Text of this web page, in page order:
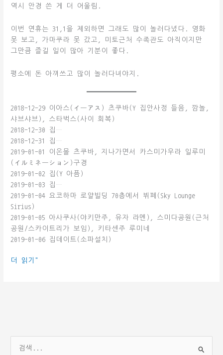
역시 안경 쓴 게 더 어울림.
이번 연휴는 31,1을 제외하면 그래도 많이 놀러다녔다. 영화
못 보고, 가마쿠라 못 갔고, 미토근처 수족관도 아직이지만
그만큼 즐길 일이 많아 기분이 좋다.
평소에 돈 아껴쓰고 많이 놀러다녀야지.
2018-12-29 이아스(イーアス) 츠쿠바(Y 집안사정 들음, 깜놀,
샤브샤브), 스타벅스(사이 회복)
2018-12-30 집…
2018-12-31 집…
2019-01-01 이온몰 츠쿠바, 지나가면서 카스미가우라 일루미
(イルミネーション)구경
2019-01-02 집(Y 아픔)
2019-01-03 집…
2019-01-04 요코하마 로얄빌딩 70층에서 뷔페(Sky Lounge
Sirius)
2019-01-05 아사쿠사(야키만주, 유자 라멘), 스미다공원(근처
공원/스카이트리가 보임), 키타센주 루미네
2019-01-06 집데이트(소파설치)
2019-
더 읽기"